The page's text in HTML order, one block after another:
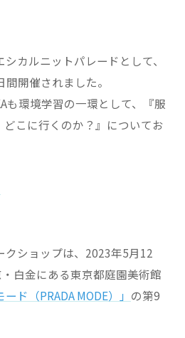
カルニットパレードとして、
開催されました。
も環境学習の一環として、『服
こに行くのか？』についてお
クショップは、2023年5月12
白金にある東京都庭園美術館
ード（PRADA MODE）」 の第9